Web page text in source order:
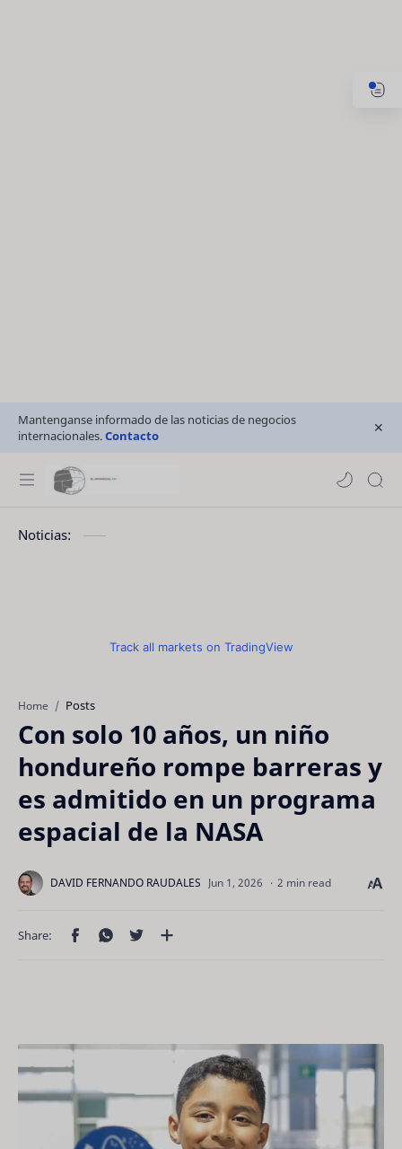
Mantenganse informado de las noticias de negocios
internacionales.Contacto
Noticias:
Track all markets on TradingView
Home Posts
Con solo 10 años, un niño
hondureño rompe barreras y
es admitido en un programa
espacial de la NASA
2 min read